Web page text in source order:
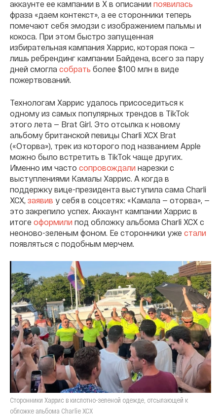
аккаунте ее кампании в X в описании появилась
фраза «даем контекст», а ее сторонники теперь
помечают себя эмодзи с изображением пальмы и
кокоса. При этом быстро запущенная
избирательная кампания Харрис, которая пока —
лишь ребрендинг кампании Байдена, всего за пару
дней смогла собрать более $100 млн в виде
пожертвований.
Технологам Харрис удалось присоседиться к
одному из самых популярных трендов в TikTok
этого лета — Brat Girl. Это отсылка к новому
альбому британской певицы Charli XCX Brat
(«Оторва»), трек из которого под названием Apple
можно было встретить в TikTok чаще других.
Именно им часто сопровождали нарезки с
выступлениями Камалы Харрис. А когда в
поддержку вице-президента выступила сама Charli
XCX, заявив у себя в соцсетях: «Камала — оторва», —
это закрепило успех. Аккаунт кампании Харрис в
итоге оформили под обложку альбома Charli XCX с
неоново-зеленым фоном. Ее сторонники уже стали
появляться с подобным мерчем.
Сторонники Харрис в кислотно-зеленой одежде, отсылающей к
обложке альбома Charlie XCX